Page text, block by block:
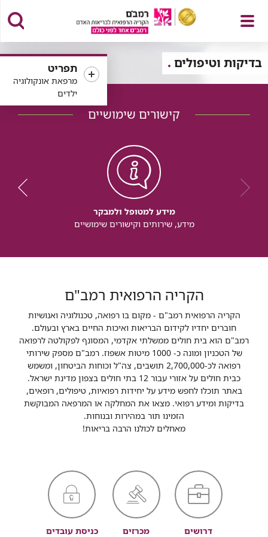
פתח
תפריט
תפריט
מרפאת אונקולוגיה
ילדים
בדיקות וטיפולים
קישורים שימושיים
מידע למטופל ולמבקר
מידע, שירותים וקישורים שימושיים
הקריה הרפואית רמב"ם
הקריה הרפואית רמב"ם - מקום בו רפואה, טכנולוגיה ואנושיות
חוברים יחדיו לקידום הבריאות ואיכות החיים בארץ ובעולם.
רמב"ם הוא בית חולים ממשלתי אקדמי, המסונף לפקולטה לרפואה
של הטכניון ומונה כ- 1000 מיטות אשפוז. רמב"ם מספק שירותי
רפואה לכ-2,700,000 תושבים, צה"ל וכוחות הביטחון, ומשמש
כבית חולים על אזורי עבור 12 בתי חולים בצפון מדינת ישראל.
באתר תוכלו לחפש מידע על יחידות רפואיות, טיפולים, רופאים,
בדיקות ומידע רפואי. מצאו את המחלקה או המרפאה המבוקשת
הזמינו תור במהירות ובנוחות.
מאחלים לכולנו הרבה בריאות!
דרושים מכרזים כניסת עובדים